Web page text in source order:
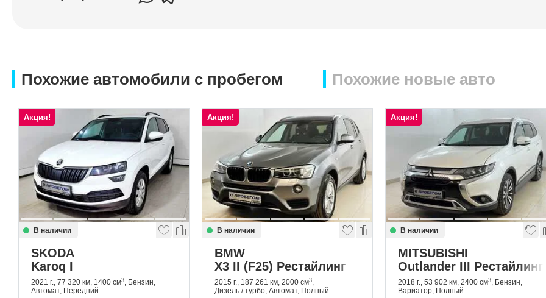
Похожие автомобили с пробегом Похожие новые авто
Акция!
В наличии
SKODA
Karoq I
2021 г., 77 320 км, 1400 см3, Бензин,
Автомат, Передний
Акция!
В наличии
BMW
X3 II (F25) Рестайлинг
2015 г., 187 261 км, 2000 см3,
Дизель / турбо, Автомат, Полный
Акция!
В наличии
MITSUBISHI
Outlander III Рестайлинг 3
2018 г., 53 902 км, 2400 см3, Бензин,
Вариатор, Полный